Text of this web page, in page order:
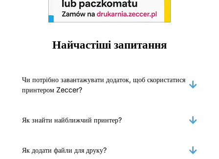
Найчастіші запитання
Чи потрібно завантажувати додаток, щоб скористатися
принтером Zeccer?
Як знайти найближчий принтер?
Як додати файли для друку?